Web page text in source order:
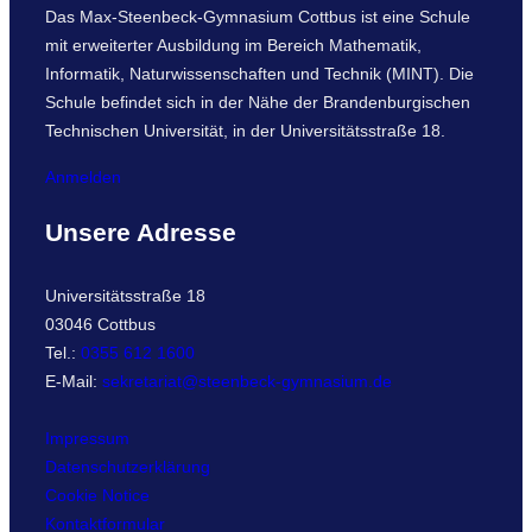
Das Max-Steenbeck-Gymnasium Cottbus ist eine Schule
mit erweiterter Ausbildung im Bereich Mathematik,
Informatik, Naturwissenschaften und Technik (MINT). Die
Schule befindet sich in der Nähe der Brandenburgischen
Technischen Universität, in der Universitätsstraße 18.
Anmelden
Unsere Adresse
Universitätsstraße 18
03046 Cottbus
Tel.: 0355 612 1600
E-Mail: sekretariat@steenbeck-gymnasium.de
Impressum
Datenschutzerklärung
Cookie Notice
Kontaktformular